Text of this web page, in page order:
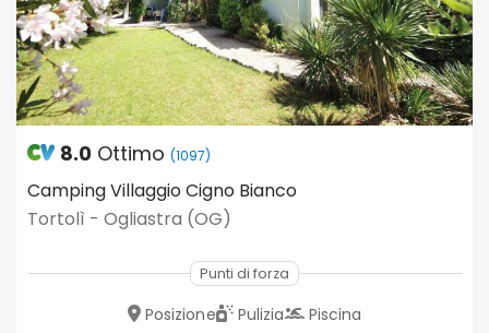
8.0 Ottimo (1097)
Camping Villaggio Cigno Bianco
Tortolì - Ogliastra (OG)
Punti di forza
Posizione Pulizia Piscina